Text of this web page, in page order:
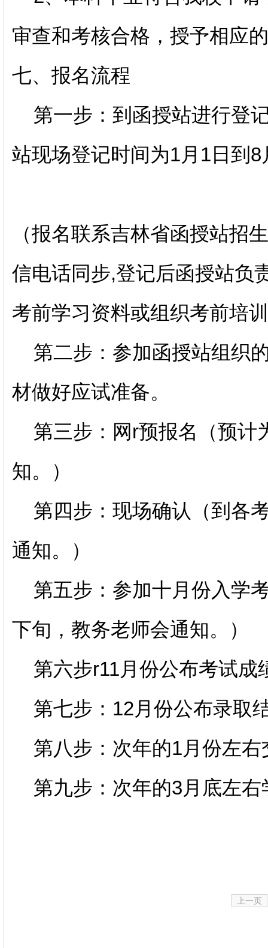
审查和考核合格，授予相应
七、报名流程
第一步：到函授站进行登
站现场登记时间为1月1日到8
（报名联系吉林省函授站招
信电话同步,登记后函授站负
考前学习资料或组织考前培
第二步：参加函授站组织
材做好应试准备。
第三步：网r预报名（预计
知。）
第四步：现场确认（到各
通知。）
第五步：参加十月份入学
下旬，教务老师会通知。）
第六步r11月份公布考试成
第七步：12月份公布录取
第八步：次年的1月份左右
第九步：次年的3月底左右
上一页